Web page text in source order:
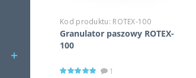
Kod produktu: ROTEX-100
Granulator paszowy ROTEX-
100
1